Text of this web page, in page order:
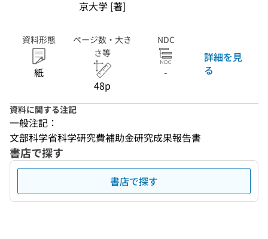
京大学 [著]
資料形態
紙
ページ数・大き
さ等
48p
NDC
-
詳細を見
る
資料に関する注記
一般注記：
文部科学省科学研究費補助金研究成果報告書
書店で探す
書店で探す